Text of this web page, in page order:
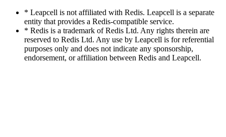
* Leapcell is not affiliated with Redis. Leapcell is a separate
entity that provides a Redis-compatible service.
* Redis is a trademark of Redis Ltd. Any rights therein are
reserved to Redis Ltd. Any use by Leapcell is for referential
purposes only and does not indicate any sponsorship,
endorsement, or affiliation between Redis and Leapcell.